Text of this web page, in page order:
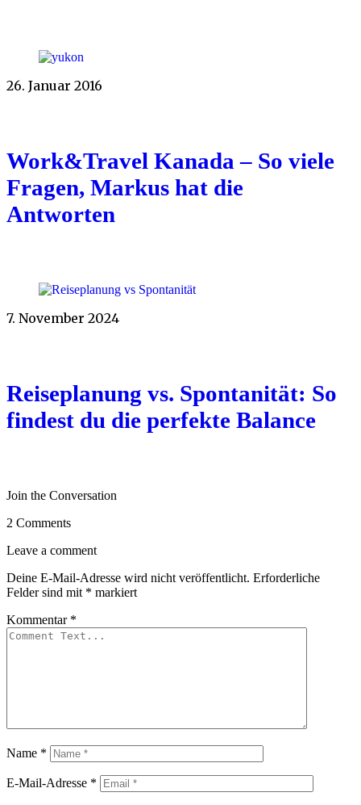
26. Januar 2016
Work&Travel Kanada – So viele
Fragen, Markus hat die
Antworten
7. November 2024
Reiseplanung vs. Spontanität: So
findest du die perfekte Balance
Join the Conversation
2 Comments
Leave a comment
Deine E-Mail-Adresse wird nicht veröffentlicht. Erforderliche
Felder sind mit * markiert
Kommentar *
Name *
E-Mail-Adresse *